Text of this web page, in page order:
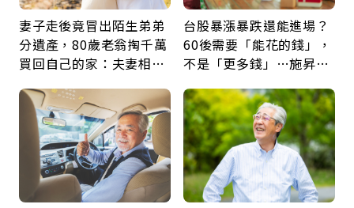
妻子走後竟冒出陌生弟弟
分遺產，80歲老翁掏千萬
買回自己的家：夫妻相守
台股暴漲暴跌還能進場？
60後需要「能花的錢」，
不是「更多錢」…施昇
票